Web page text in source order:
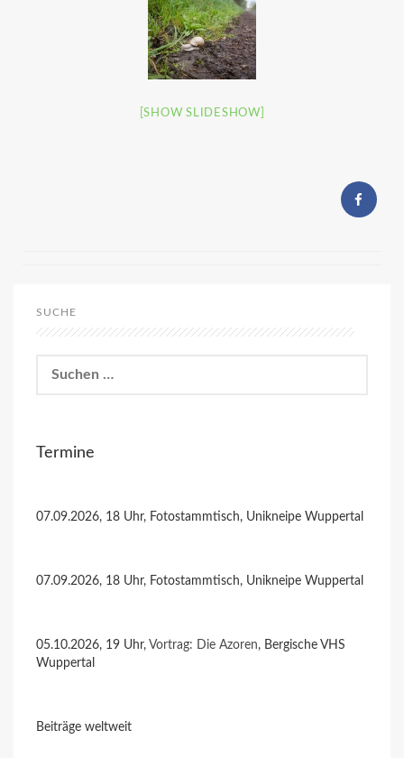
[SHOW SLIDESHOW]
SUCHE
nach:
Termine
07.09.2026, 18 Uhr, Fotostammtisch, Unikneipe Wuppertal
07.09.2026, 18 Uhr, Fotostammtisch, Unikneipe Wuppertal
05.10.2026, 19 Uhr, Vortrag: Die Azoren, Bergische VHS
Wuppertal
Beiträge weltweit